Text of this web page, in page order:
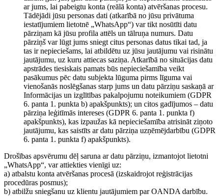
ar jums, lai pabeigtu konta (reālā konta) atvēršanas procesu.
Tādējādi jūsu personas dati (atkarībā no jūsu privātuma
iestatījumiem lietotnē „WhatsApp“) var tikt nosūtīti datu
pārziņam kā jūsu profila attēls un tālruņa numurs. Datu
pārziņš var lūgt jums sniegt citus personas datus tikai tad, ja
tas ir nepieciešams, lai atbildētu uz jūsu jautājumu vai risinātu
jautājumu, uz kuru attiecas saziņa. Atkarībā no situācijas datu
apstrādes tiesiskais pamats būs nepieciešamība veikt
pasākumus pēc datu subjekta lūguma pirms līguma vai
vienošanās noslēgšanas starp jums un datu pārziņu saskaņā ar
Informācijas un izglītības pakalpojumu noteikumiem (GDPR
6. panta 1. punkta b) apakšpunkts); un citos gadījumos – datu
pārziņa leģitīmās intereses (GDPR 6. panta 1. punkta f)
apakšpunkts), kas izpaužas kā nepieciešamība atrisināt ziņoto
jautājumu, kas saistīts ar datu pārziņa uzņēmējdarbību (GDPR
6. panta 1. punkta f) apakšpunkts).
Drošības apsvērumu dēļ saruna ar datu pārziņu, izmantojot lietotni
„WhatsApp“, var attiekties vienīgi uz:
a) atbalstu konta atvēršanas procesā (izskaidrojot reģistrācijas
procedūras posmus);
b) atbilžu sniegšanu uz klientu jautājumiem par OANDA darbību.